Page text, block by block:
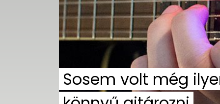
MÉDIAAJÁNLAT
IMPRESSZUM
PR-ARCHÍVUM
ADATKEZELÉSI
TÁJÉKOZTATÓ
Sosem volt még